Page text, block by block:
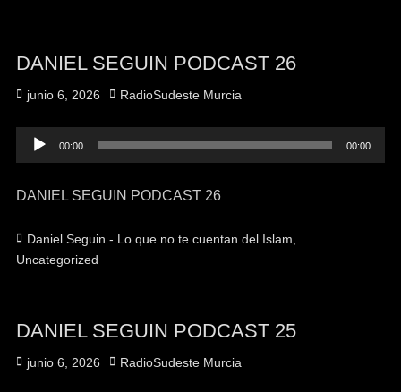
DANIEL SEGUIN PODCAST 26
Publicado
junio 6, 2026 Autor
RadioSudeste Murcia
Reproductor
de
00:00 00:00
DANIEL SEGUIN PODCAST 26
Categorías
Daniel Seguin - Lo que no te cuentan del Islam
Uncategorized
DANIEL SEGUIN PODCAST 25
Publicado
junio 6, 2026 Autor
RadioSudeste Murcia